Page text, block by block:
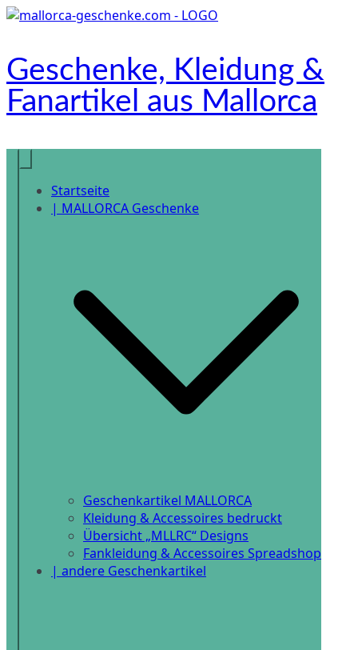
Zum
Geschenke, Kleidung &
Fanartikel aus Mallorca
Onlineshop
Startseite
| MALLORCA Geschenke
Geschenkartikel MALLORCA
Kleidung & Accessoires bedruckt
Übersicht „MLLRC“ Designs
Fankleidung & Accessoires Spreadshop
| andere Geschenkartikel